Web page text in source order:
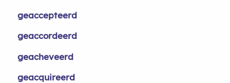
geaccepteerd
geaccordeerd
geacheveerd
geacquireerd